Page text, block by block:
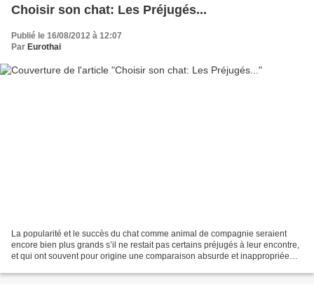
Choisir son chat: Les Préjugés...
Publié le 16/08/2012 à 12:07
Par Eurothai
La popularité et le succès du chat comme animal de compagnie seraient
encore bien plus grands s’il ne restait pas certains préjugés à leur encontre,
et qui ont souvent pour origine une comparaison absurde et inappropriée